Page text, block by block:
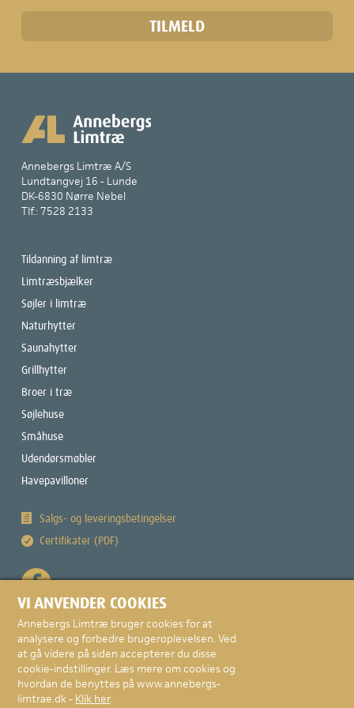
VI ANVENDER COOKIES
Annebergs Limtræ bruger cookies for at
analysere og forbedre brugeroplevelsen. Ved
at gå videre på siden accepterer du disse
cookie-indstillinger. Læs mere om cookies og
hvordan de benyttes på www.annebergs-
limtrae.dk - Klik her.
Annebergs Limtræ A/S
Lundtangvej 16 - Lunde
DK-6830 Nørre Nebel
Tlf.: 7528 2133
Tildanning af limtræ
Limtræsbjælker
Søjler i limtræ
Naturhytter
Saunahytter
Grillhytter
Broer i træ
Søjlehuse
Småhuse
Udendørsmøbler
Havepavilloner
Salgs- og leveringsbetingelser
Certifikater (PDF)
© Copyright 2026 · Annebergs Limtræ A/S